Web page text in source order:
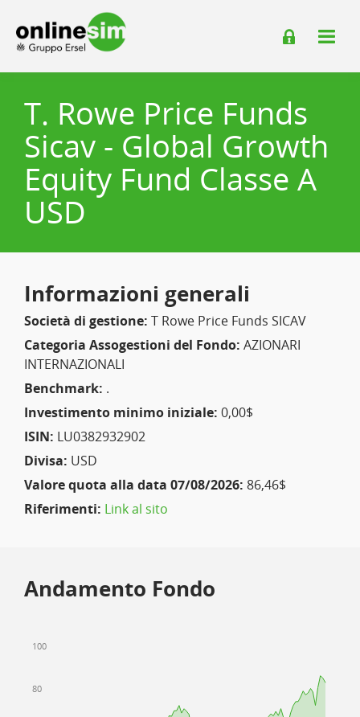
T. Rowe Price Funds
Sicav - Global Growth
Equity Fund Classe A
USD
Informazioni generali
Società di gestione: T Rowe Price Funds SICAV
Categoria Assogestioni del Fondo: AZIONARI
INTERNAZIONALI
Benchmark: .
Investimento minimo iniziale: 0,00$
ISIN: LU0382932902
Divisa: USD
Valore quota alla data 07/08/2026: 86,46$
Riferimenti: Link al sito
Andamento Fondo
80
100